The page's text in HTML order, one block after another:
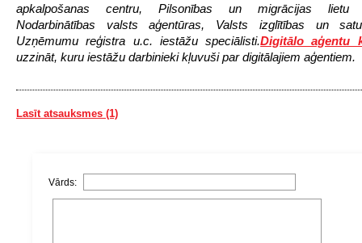
apkalpošanas centru, Pilsonības un migrācijas lietu
Nodarbinātības valsts aģentūras, Valsts izglītības un
Uzņēmumu reģistra u.c. iestāžu speciālisti.Digitālo aģentu
uzzināt, kuru iestāžu darbinieki kļuvuši par digitālajiem aģentiem.
Lasīt atsauksmes (1)
Vārds: